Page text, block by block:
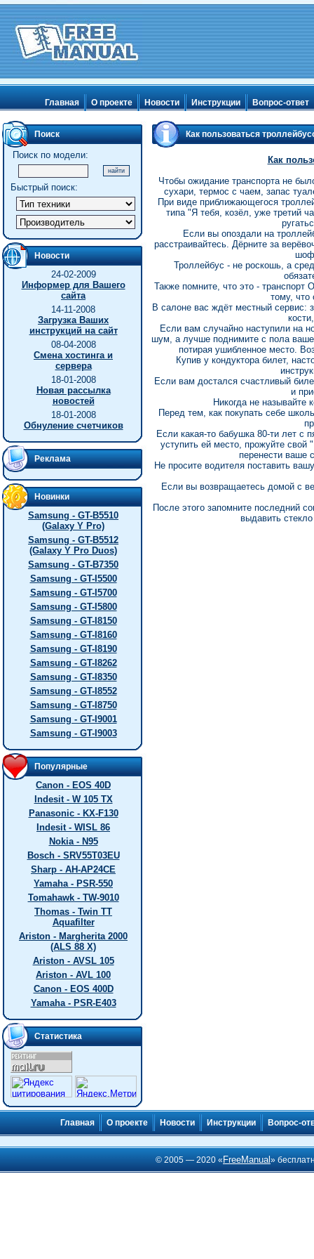
Главная О проекте Новости Инструкции Вопрос-ответ
Поиск
Поиск по модели:
Быстрый поиск:
Новости
24-02-2009
Информер для Вашего
сайта
14-11-2008
Загрузка Ваших
инструкций на сайт
08-04-2008
Смена хостинга и
сервера
18-01-2008
Новая рассылка
новостей
18-01-2008
Обнуление счетчиков
Реклама
Новинки
Samsung - GT-B5510
(Galaxy Y Pro)
Samsung - GT-B5512
(Galaxy Y Pro Duos)
Samsung - GT-B7350
Samsung - GT-I5500
Samsung - GT-I5700
Samsung - GT-I5800
Samsung - GT-I8150
Samsung - GT-I8160
Samsung - GT-I8190
Samsung - GT-I8262
Samsung - GT-I8350
Samsung - GT-I8552
Samsung - GT-I8750
Samsung - GT-I9001
Samsung - GT-I9003
Популярные
Canon - EOS 40D
Indesit - W 105 TX
Panasonic - KX-F130
Indesit - WISL 86
Nokia - N95
Bosch - SRV55T03EU
Sharp - AH-AP24CE
Yamaha - PSR-550
Tomahawk - TW-9010
Thomas - Twin TT
Aquafilter
Ariston - Margherita 2000
(ALS 88 X)
Ariston - AVSL 105
Ariston - AVL 100
Canon - EOS 400D
Yamaha - PSR-E403
Статистика
Как пользоваться
Как
Чтобы ожидание транспорта не
сухари, термос с чаем, запас
При виде приближающегося
типа "Я тебя, козёл, уже третий
Если вы опоздали на
расстраивайтесь. Дёрните за
Троллейбус - не роскошь, а
Также помните, что это -
тому, что
В салоне вас ждёт местный сервис:
Если вам случайно наступили на
шум, а лучше поднимите с пола
потирая ушибленное место.
Купив у кондуктора билет,
Если вам достался счастливый
и
Никогда не называйте
Перед тем, как покупать себе
Если какая-то бабушка 80-ти лет
уступить ей место, прожуйте
перенести ваше
Не просите водителя поставить
Если вы возвращаетесь домой с
После этого запомните последний
выдавить
Главная О проекте Новости Инструкции Вопрос-
© 2005 — 2020 « FreeManual»